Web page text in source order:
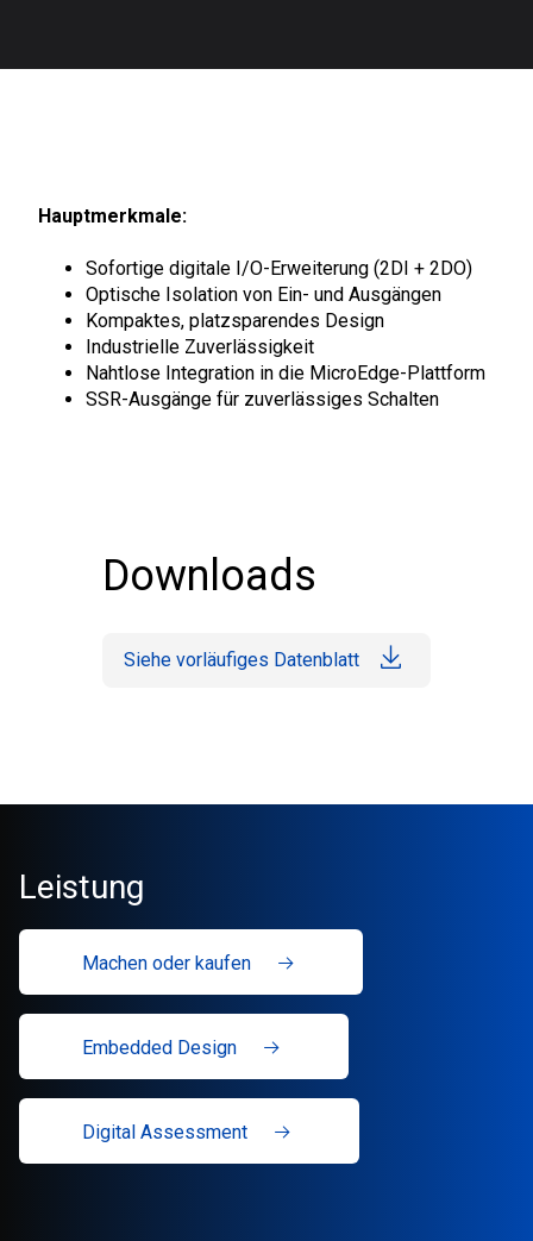
Hauptmerkmale:
Sofortige digitale I/O-Erweiterung (2DI + 2DO)
Optische Isolation von Ein- und Ausgängen
Kompaktes, platzsparendes Design
Industrielle Zuverlässigkeit
Nahtlose Integration in die MicroEdge-Plattform
SSR-Ausgänge für zuverlässiges Schalten
Downloads
Siehe vorläufiges Datenblatt
Leistung
Machen oder kaufen
Embedded Design
Digital Assessment